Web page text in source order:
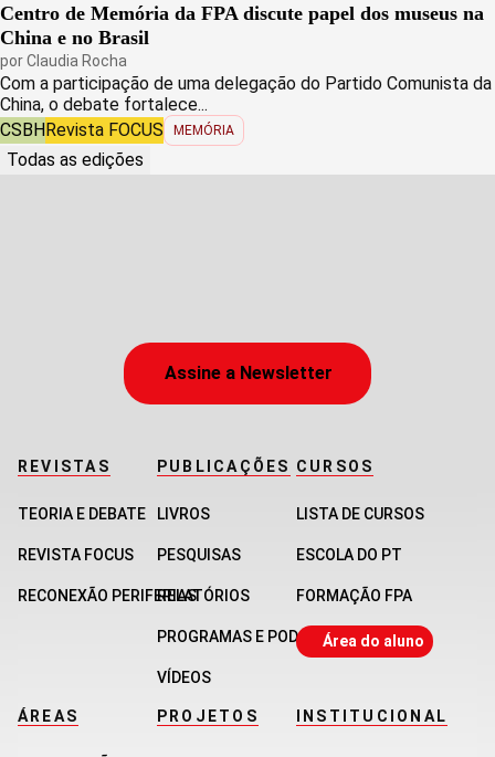
Centro de Memória da FPA discute papel dos museus na
China e no Brasil
porClaudia Rocha
Com a participação de uma delegação do Partido Comunista da
China, o debate fortalece...
CSBHRevista FOCUS MEMÓRIA
Todas as edições
Assine a Newsletter
REVISTAS
TEORIA E DEBATE
REVISTA FOCUS
RECONEXÃO PERIFERIAS
PUBLICAÇÕES
LIVROS
PESQUISAS
RELATÓRIOS
PROGRAMAS E PODCASTS
VÍDEOS
CURSOS
LISTA DE CURSOS
ESCOLA DO PT
FORMAÇÃO FPA
Área do aluno
ÁREAS PROJETOS INSTITUCIONAL